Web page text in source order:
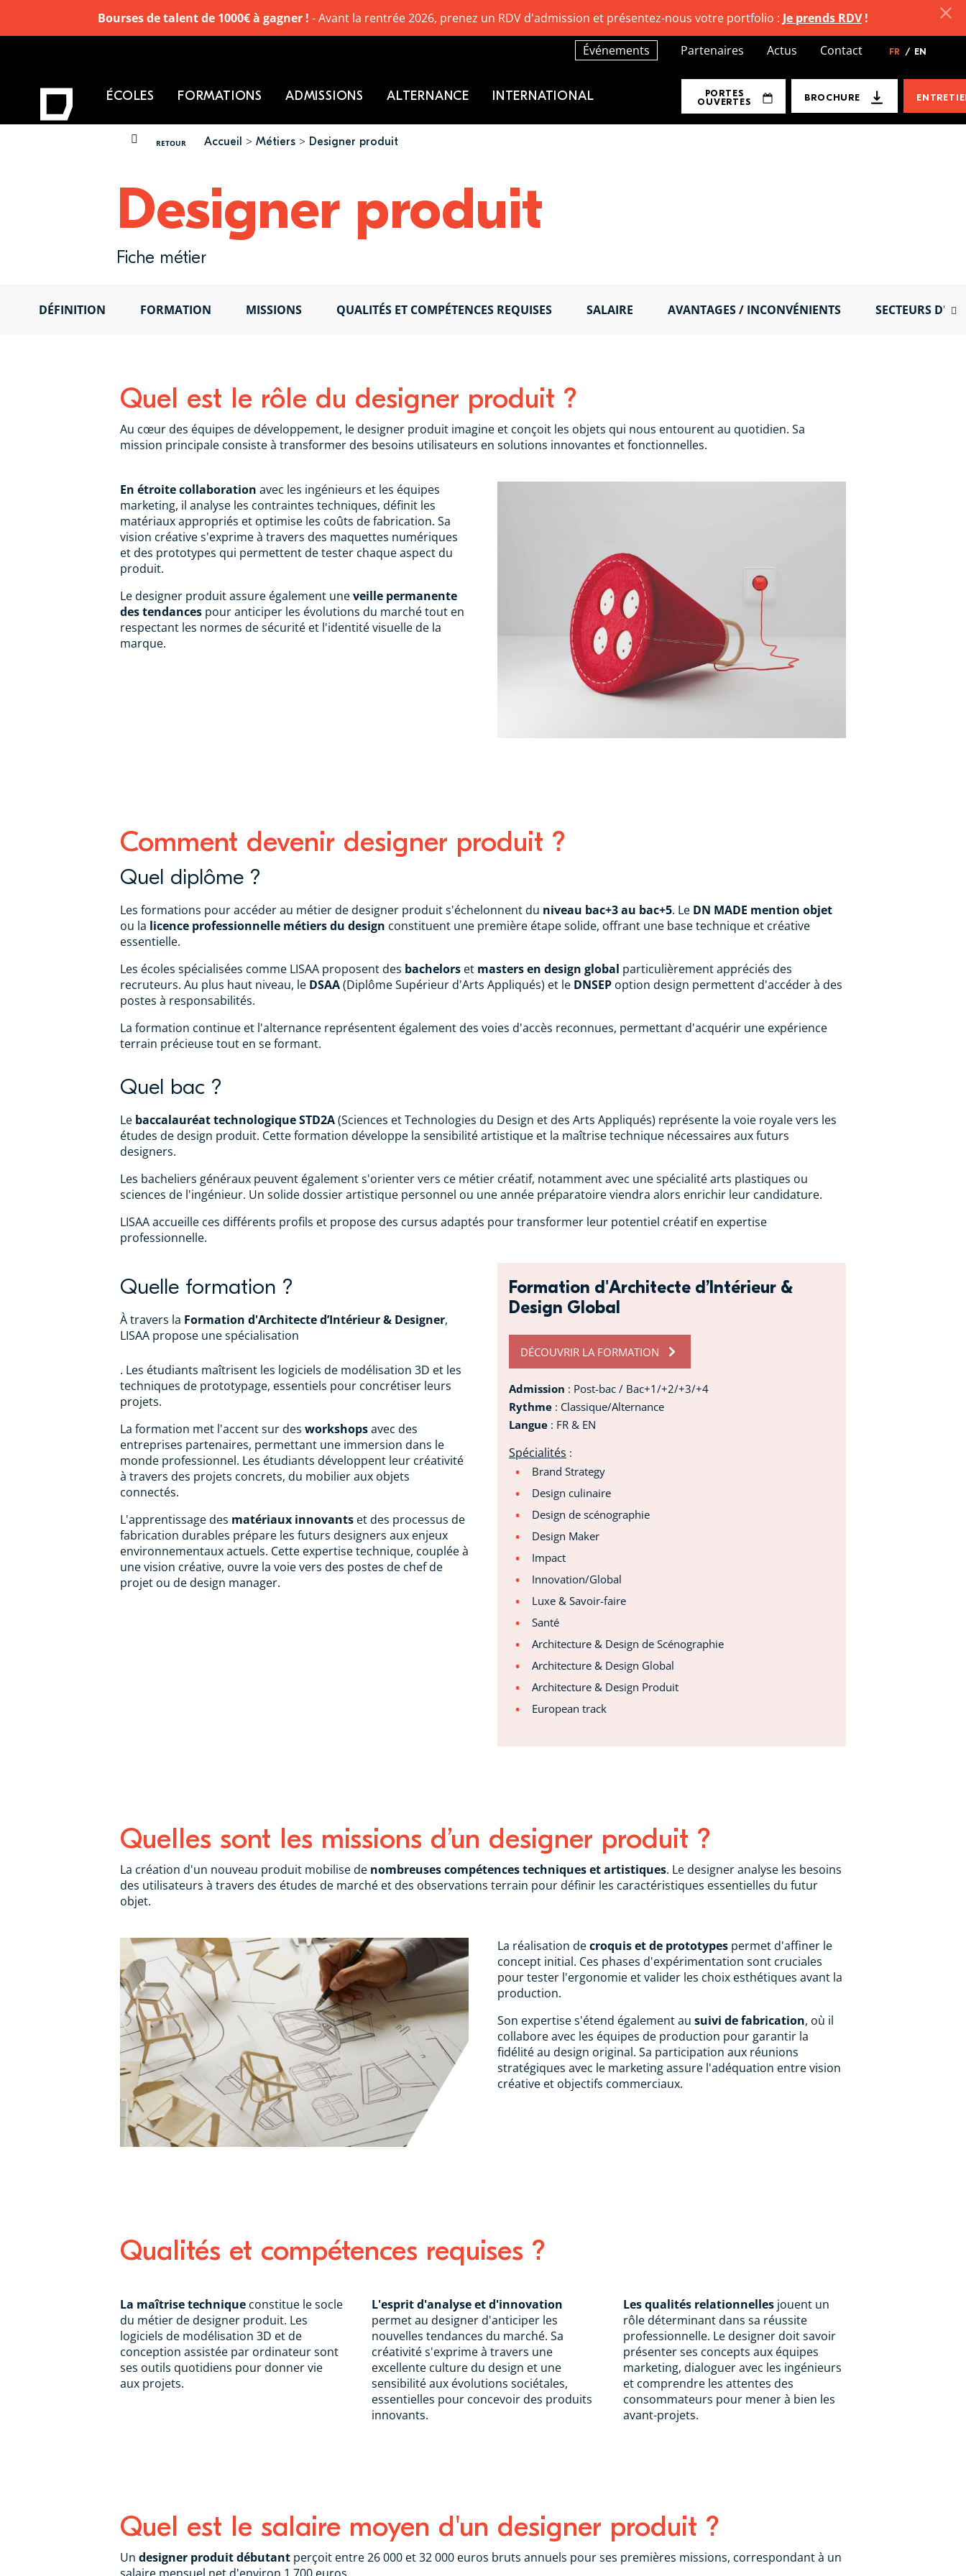
RETOUR
VOUS ÊTES ICI Accueil Métiers Designer produit
Designer produit
Fiche métier
DÉFINITION FORMATION MISSIONS QUALITÉS ET COMPÉTENCES REQUISES SALAIRE AVANTAGES / INCONVÉNIENTS SECTEURS
Quel est le rôle du designer produit ?
Au cœur des équipes de développement, le designer produit imagine et conçoit les objets qui nous entourent au quotidien. Sa
mission principale consiste à transformer des besoins utilisateurs en solutions innovantes et fonctionnelles.
En étroite collaboration avec les ingénieurs et les équipes
marketing, il analyse les contraintes techniques, définit les
matériaux appropriés et optimise les coûts de fabrication. Sa
vision créative s'exprime à travers des maquettes numériques
et des prototypes qui permettent de tester chaque aspect du
produit.
Le designer produit assure également uneveille permanente
des tendances pour anticiper les évolutions du marché tout en
respectant les normes de sécurité et l'identité visuelle de la
marque.
Comment devenir designer produit ?
Quel diplôme ?
Les formations pour accéder au métier de designer produit s'échelonnent du niveau bac+3 au bac+5. Le DN MADE mention objet
ou la licence professionnelle métiers du design constituent une première étape solide, offrant une base technique et créative
essentielle.
Les écoles spécialisées comme LISAA proposent des bachelors et masters en design global particulièrement appréciés des
recruteurs. Au plus haut niveau, le DSAA(Diplôme Supérieur d'Arts Appliqués) et le DNSEP option design permettent d'accéder à des
postes à responsabilités.
La formation continue et l'alternance représentent également des voies d'accès reconnues, permettant d'acquérir une expérience
terrain précieuse tout en se formant.
Quel bac ?
Le baccalauréat technologique STD2A(Sciences et Technologies du Design et des Arts Appliqués) représente la voie royale vers les
études de design produit. Cette formation développe la sensibilité artistique et la maîtrise technique nécessaires aux futurs
designers.
Les bacheliers généraux peuvent également s'orienter vers ce métier créatif, notamment avec une spécialité arts plastiques ou
sciences de l'ingénieur. Un solide dossier artistique personnel ou une année préparatoire viendra alors enrichir leur candidature.
LISAA accueille ces différents profils et propose des cursus adaptés pour transformer leur potentiel créatif en expertise
professionnelle.
Quelle formation ?
À travers la Formation d'Architecte d’Intérieur & Designer,
LISAA propose une spécialisation
. Les étudiants maîtrisent les logiciels de modélisation 3D et les
techniques de prototypage, essentiels pour concrétiser leurs
projets.
La formation met l'accent sur des workshopsavec des
entreprises partenaires, permettant une immersion dans le
monde professionnel. Les étudiants développent leur créativité
à travers des projets concrets, du mobilier aux objets
connectés.
L'apprentissage des matériaux innovants et des processus de
fabrication durables prépare les futurs designers aux enjeux
environnementaux actuels. Cette expertise technique, couplée à
une vision créative, ouvre la voie vers des postes de chef de
projet ou de design manager.
Formation d'Architecte d’Intérieur &
Design Global
DÉCOUVRIR LA FORMATION
Admission : Post-bac / Bac+1/+2/+3/+4
Rythme : Classique/Alternance
Langue : FR & EN
Spécialités :
Brand Strategy
Design culinaire
Design de scénographie
Design Maker
Impact
Innovation/Global
Luxe & Savoir-faire
Santé
Architecture & Design de Scénographie
Architecture & Design Global
Architecture & Design Produit
European track
Quelles sont les missions d’un designer produit ?
La création d'un nouveau produit mobilise de nombreuses compétences techniques et artistiques. Le designer analyse les besoins
des utilisateurs à travers des études de marché et des observations terrain pour définir les caractéristiques essentielles du futur
objet.
La réalisation decroquis et de prototypes permet d'affiner le
concept initial. Ces phases d'expérimentation sont cruciales
pour tester l'ergonomie et valider les choix esthétiques avant la
production.
Son expertise s'étend également au suivi de fabrication, où il
collabore avec les équipes de production pour garantir la
fidélité au design original. Sa participation aux réunions
stratégiques avec le marketing assure l'adéquation entre vision
créative et objectifs commerciaux.
Qualités et compétences requises ?
La maîtrise technique constitue le socle
du métier de designer produit. Les
logiciels de modélisation 3D et de
conception assistée par ordinateur sont
ses outils quotidiens pour donner vie
aux projets.
L'esprit d'analyse et d'innovation
permet au designer d'anticiper les
nouvelles tendances du marché. Sa
créativité s'exprime à travers une
excellente culture du design et une
sensibilité aux évolutions sociétales,
essentielles pour concevoir des produits
innovants.
Les qualités relationnelles jouent un
rôle déterminant dans sa réussite
professionnelle. Le designer doit savoir
présenter ses concepts aux équipes
marketing, dialoguer avec les ingénieurs
et comprendre les attentes des
consommateurs pour mener à bien les
avant-projets.
Quel est le salaire moyen d'un designer produit ?
Un designer produit débutant perçoit entre 26 000 et 32 000 euros bruts annuels pour ses premières missions, correspondant à un
Événements Partenaires Actus Contact FR / EN
PORTES
OUVERTES
BROCHURE
ÉCOLES FORMATIONS ADMISSIONS ALTERNANCE INTERNATIONAL
Bourses de talent de 1000€ à gagner ! - Avant la rentrée 2026, prenez un RDV d'admission et présentez-nous votre portfolio : Je prends RDV!